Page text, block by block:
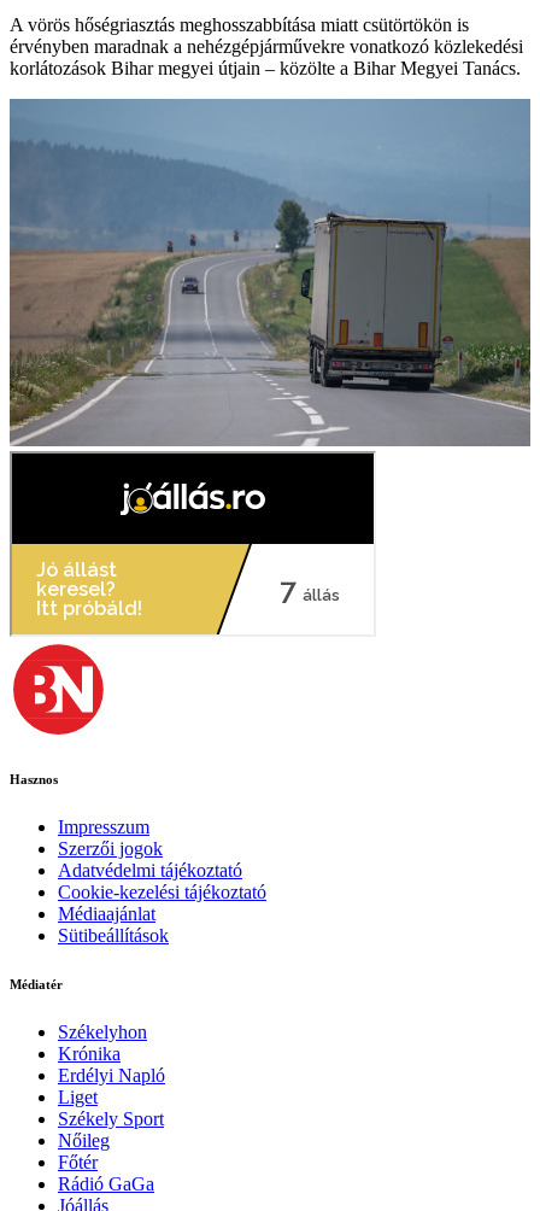
A vörös hőségriasztás meghosszabbítása miatt csütörtökön is
érvényben maradnak a nehézgépjárművekre vonatkozó közlekedési
korlátozások Bihar megyei útjain – közölte a Bihar Megyei Tanács.
Hasznos
Impresszum
Szerzői jogok
Adatvédelmi tájékoztató
Cookie-kezelési tájékoztató
Médiaajánlat
Sütibeállítások
Médiatér
Székelyhon
Krónika
Erdélyi Napló
Liget
Székely Sport
Nőileg
Főtér
Rádió GaGa
Jóállás